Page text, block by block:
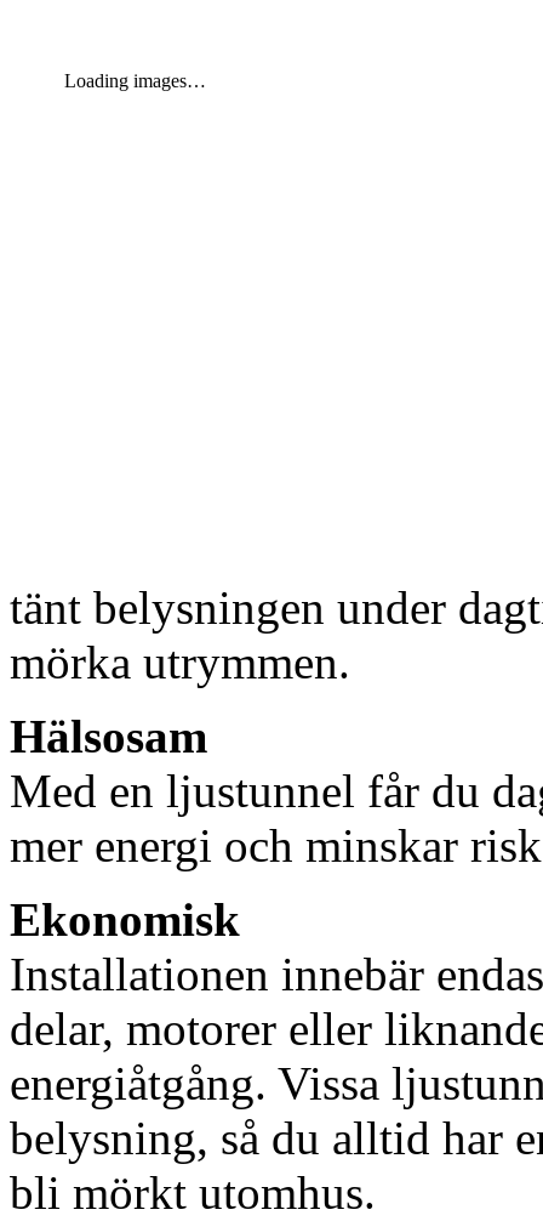
Loading images…
tänt belysningen under
mörka utrymmen.
Hälsosam
Med en ljustunnel får du
mer energi och minskar
Ekonomisk
Installationen innebär
delar, motorer eller
energiåtgång. Vissa
belysning, så du alltid har
bli mörkt utomhus.